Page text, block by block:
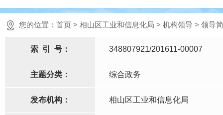
您的位置： 首页 > 相山区工业和信息化局 > 机构领导 > 领导
索 引 号： 348807921/201611-00007
主题分类： 综合政务
发布机构： 相山区工业和信息化局